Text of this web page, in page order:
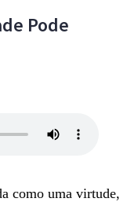
Pode
como uma virtude,